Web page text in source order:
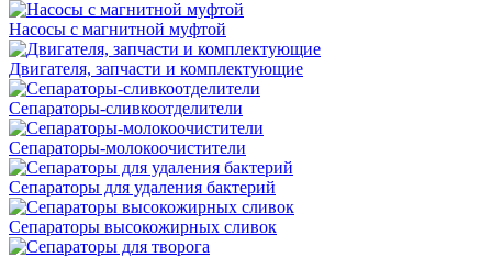
Насосы с магнитной муфтой
Двигателя, запчасти и комплектующие
Сепараторы-сливкоотделители
Сепараторы-молокоочистители
Сепараторы для удаления бактерий
Сепараторы высокожирных сливок